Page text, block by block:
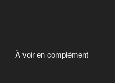
À voir en complément